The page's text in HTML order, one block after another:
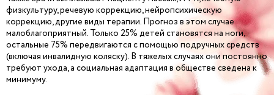
физкультуру, речевую коррекцию, нейропсихическую
коррекцию, другие виды терапии. Прогноз в этом случае
малоблагоприятный. Только 25% детей становятся на ноги,
остальные 75% передвигаются с помощью подручных средств
(включая инвалидную коляску). В тяжелых случаях они постоянно
требуют ухода, а социальная адаптация в обществе сведена к
минимуму.